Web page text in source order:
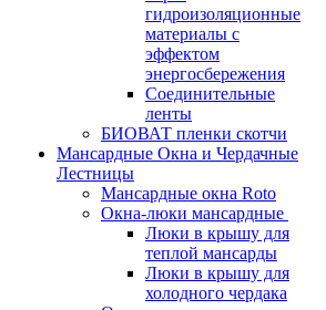
гидроизоляционные
материалы с
эффектом
энергосбережения
Соединительные
ленты
БИОВАТ пленки скотчи
Мансардные Окна и Чердачные
Лестницы
Мансардные окна Roto
Окна-люки мансардные
Люки в крышу для
теплой мансарды
Люки в крышу для
холодного чердака